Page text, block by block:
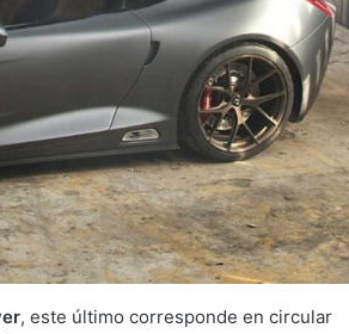
, este último corresponde en circular